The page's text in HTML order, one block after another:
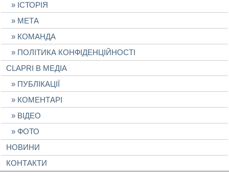
ІСТОРІЯ
МЕТА
КОМАНДА
ПОЛІТИКА КОНФІДЕНЦІЙНОСТІ
CLAPRI В МЕДІА
ПУБЛІКАЦІЇ
КОМЕНТАРІ
ВІДЕО
ФОТО
НОВИНИ
КОНТАКТИ